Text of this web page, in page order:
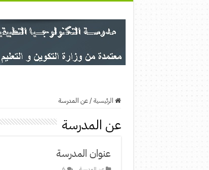
الرئيسية/عن المدرسة
عن المدرسة
عنوان المدرسة